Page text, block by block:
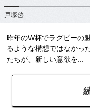
戸塚啓
昨年のW杯でラグビーの
るような構想ではなかっ
たちが、新しい意欲を...